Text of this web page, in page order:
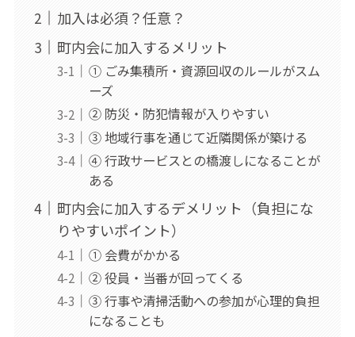
加入は必須？任意？
町内会に加入するメリット
① ごみ集積所・資源回収のルールがスム
ーズ
② 防災・防犯情報が入りやすい
③ 地域行事を通じて近隣関係が築ける
④ 行政サービスとの橋渡しになることが
ある
町内会に加入するデメリット（負担にな
りやすいポイント）
① 会費がかかる
② 役員・当番が回ってくる
③ 行事や清掃活動への参加が心理的負担
になることも